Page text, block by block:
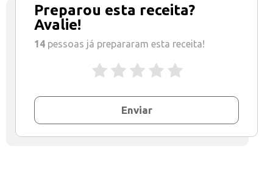
Preparou esta receita?
Avalie!
14 pessoas já prepararam esta receita!
Enviar